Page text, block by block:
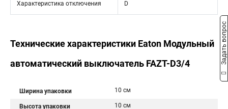
Характеристика отключения D
Технические характеристики Eaton Модульный
автоматический выключатель FAZT-D3/4
Ширина упаковки 10 см
Высота упаковки 10 см
Задать вопрос